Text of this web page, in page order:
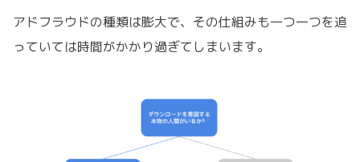
アドフラウドの種類は膨大で、その仕組みも一つ一つを追
っていては時間がかかり過ぎてしまいます。